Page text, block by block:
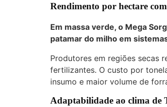
Rendimento por hectare
Em massa verde, o Mega
patamar do milho em
Produtores em regiões secas
fertilizantes. O custo por
insumo e maior volume de
Adaptabilidade ao clima de